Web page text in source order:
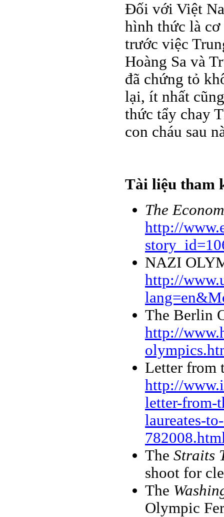
Đối với Việt
hình thức là cơ
trước việc
Hoàng Sa và
đã chứng tỏ
lại, ít nhất
thức tẩy chay
con cháu sau
Tài liệu tham
The
http://
NAZI
http://
The Berlin
http://
Letter from
http://
letter-from-
laureates-
The Straits
shoot for
The
Olympic